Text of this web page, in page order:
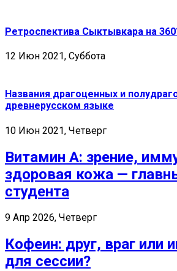
Ретроспектива Сыктывкара на
12 Июн 2021, Суббота
Названия драгоценных и
древнерусском языке
10 Июн 2021, Четверг
Витамин А: зрение,
здоровая кожа —
студента
9 Апр 2026, Четверг
Кофеин: друг, враг или
для сессии?